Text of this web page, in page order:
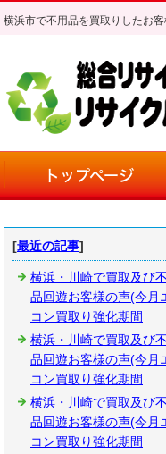
横浜市で不用品を買取りしたお
トップページ
[最近の記事]
横浜・川崎で買取及び
品回遊お客様の声(今月
コン買取り強化期間
横浜・川崎で買取及び
品回遊お客様の声(今月
コン買取り強化期間
横浜・川崎で買取及び
品回遊お客様の声(今月
コン買取り強化期間